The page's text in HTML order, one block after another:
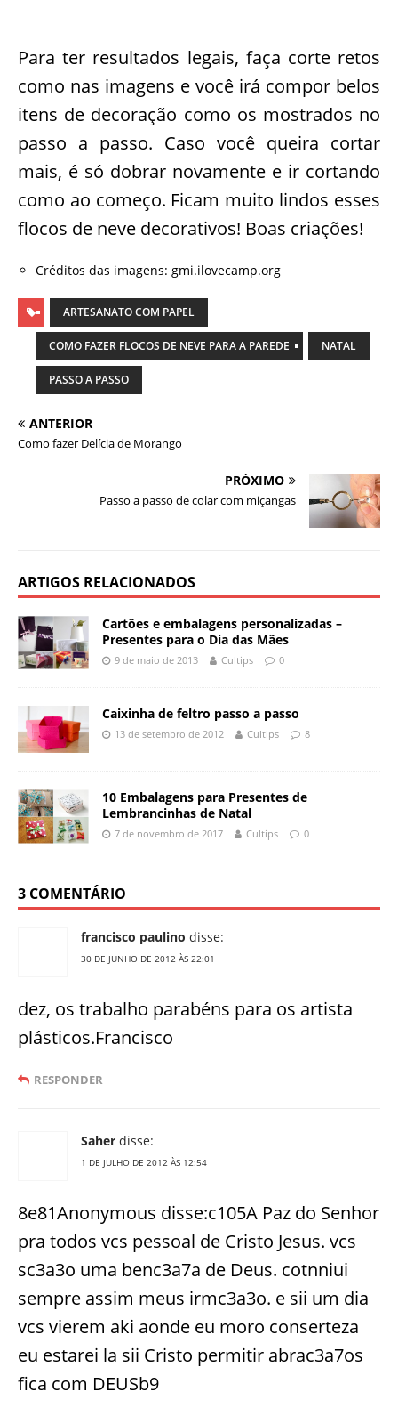
Para ter resultados legais, faça corte retos
como nas imagens e você irá compor belos
itens de decoração como os mostrados no
passo a passo. Caso você queira cortar
mais, é só dobrar novamente e ir cortando
como ao começo. Ficam muito lindos esses
flocos de neve decorativos! Boas criações!
Créditos das imagens: gmi.ilovecamp.org
ARTESANATO COM PAPEL
COMO FAZER FLOCOS DE NEVE PARA A PAREDE NATAL
PASSO A PASSO
ANTERIOR
Como fazer Delícia de Morango
PRÓXIMO
Passo a passo de colar com miçangas
ARTIGOS RELACIONADOS
Cartões e embalagens personalizadas –
Presentes para o Dia das Mães
9 de maio de 2013 Cultips 0
Caixinha de feltro passo a passo
13 de setembro de 2012 Cultips 8
10 Embalagens para Presentes de
Lembrancinhas de Natal
7 de novembro de 2017 Cultips 0
3 COMENTÁRIO
francisco paulino disse:
30 DE JUNHO DE 2012 ÀS 22:01
dez, os trabalho parabéns para os artista
plásticos.Francisco
RESPONDER
Saher disse:
1 DE JULHO DE 2012 ÀS 12:54
8e81Anonymous disse:c105A Paz do Senhor
pra todos vcs pessoal de Cristo Jesus. vcs
sc3a3o uma benc3a7a de Deus. cotnniui
sempre assim meus irmc3a3o. e sii um dia
vcs vierem aki aonde eu moro conserteza
eu estarei la sii Cristo permitir abrac3a7os
fica com DEUSb9